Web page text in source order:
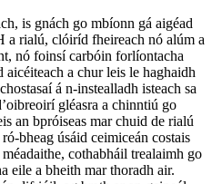
is gnách go mbíonn gá aigéad
a rialú, clóiríd fheireach nó alúm a
nó foinsí carbóin forlíontacha
a chur leis le haghaidh
á n-instealladh isteach sa
gléasra a chinntiú go
an bpróiseas mar chuid de rialú
bheag úsáid ceimiceán costais
cothabháil trealaimh go
eile a bheith mar thoradh air.